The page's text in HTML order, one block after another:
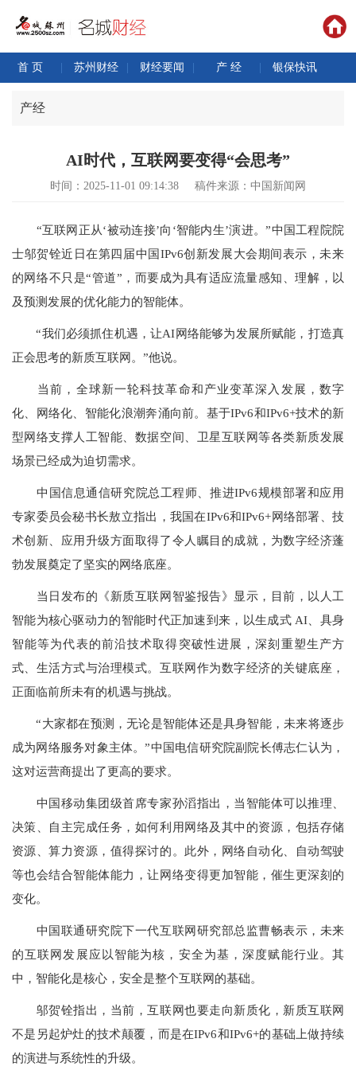
首 页 | 苏州财经 | 财经要闻 | 产 经 | 银保快讯
产经
AI时代，互联网要变得“会思考”
时间：2025-11-01 09:14:38 稿件来源：中国新闻网
“互联网正从‘被动连接’向‘智能内生’演进。”中国工程院院
士邬贺铨近日在第四届中国IPv6创新发展大会期间表示，未来
的网络不只是“管道”，而要成为具有适应流量感知、理解，以
及预测发展的优化能力的智能体。
“我们必须抓住机遇，让AI网络能够为发展所赋能，打造真
正会思考的新质互联网。”他说。
当前，全球新一轮科技革命和产业变革深入发展，数字
化、网络化、智能化浪潮奔涌向前。基于IPv6和IPv6+技术的新
型网络支撑人工智能、数据空间、卫星互联网等各类新质发展
场景已经成为迫切需求。
中国信息通信研究院总工程师、推进IPv6规模部署和应用
专家委员会秘书长敖立指出，我国在IPv6和IPv6+网络部署、技
术创新、应用升级方面取得了令人瞩目的成就，为数字经济蓬
勃发展奠定了坚实的网络底座。
当日发布的《新质互联网智鉴报告》显示，目前，以人工
智能为核心驱动力的智能时代正加速到来，以生成式 AI、具身
智能等为代表的前沿技术取得突破性进展，深刻重塑生产方
式、生活方式与治理模式。互联网作为数字经济的关键底座，
正面临前所未有的机遇与挑战。
“大家都在预测，无论是智能体还是具身智能，未来将逐步
成为网络服务对象主体。”中国电信研究院副院长傅志仁认为，
这对运营商提出了更高的要求。
中国移动集团级首席专家孙滔指出，当智能体可以推理、
决策、自主完成任务，如何利用网络及其中的资源，包括存储
资源、算力资源，值得探讨的。此外，网络自动化、自动驾驶
等也会结合智能体能力，让网络变得更加智能，催生更深刻的
变化。
中国联通研究院下一代互联网研究部总监曹畅表示，未来
的互联网发展应以智能为核，安全为基，深度赋能行业。其
中，智能化是核心，安全是整个互联网的基础。
邬贺铨指出，当前，互联网也要走向新质化，新质互联网
不是另起炉灶的技术颠覆，而是在IPv6和IPv6+的基础上做持续
的演进与系统性的升级。